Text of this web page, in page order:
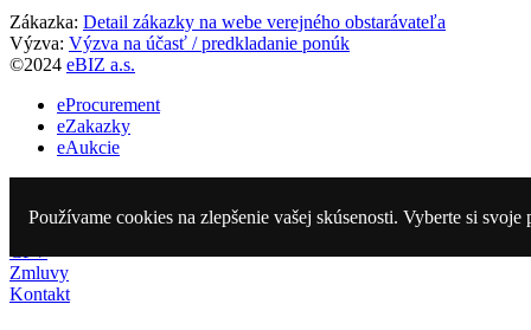
Zákazka: Detail zákazky na webe verejného obstarávateľa
Výzva: Výzva na účasť / predkladanie ponúk
©2024 eBIZ a.s.
eProcurement
eZakazky
eAukcie
Používame cookies na zlepšenie vašej skúsenosti. Vyberte si svoje
Ukončené
Obstarávatelia
Zmluvy
Kontakt